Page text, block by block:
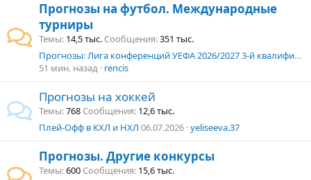
Прогнозы на футбол. Международные
турниры
Темы 14,5 тыс. Сообщения 351 тыс.
Прогнозы: Лига конференций УЕФА 2026/2027 3-й квалификационный раунд 2-й матч. 11.08–13.08.2026 г.
51 мин. назад rencis
Прогнозы на хоккей
Темы 768 Сообщения 12,6 тыс.
Плей-Офф в КХЛ и НХЛ 06.07.2026 yeliseeva.37
Прогнозы. Другие конкурсы
Темы 600 Сообщения 15,6 тыс.